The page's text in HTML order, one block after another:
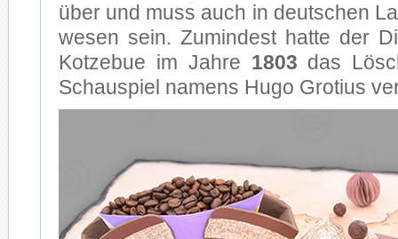
über und muss auch in deut­schen
we­sen sein. Zu­min­dest hat­te der
Kot­ze­bue im Jah­re 1803 das
Schau­spiel na­mens Hugo Gro­ti­us